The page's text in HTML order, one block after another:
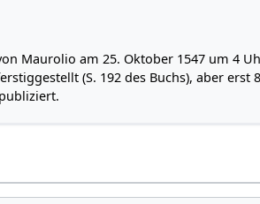
Maurolio am 25. Oktober 1547 um 4
(S. 192 des Buchs), aber erst